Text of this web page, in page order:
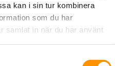
kan i sin tur kombinera
som du har
samlat in när du har använt